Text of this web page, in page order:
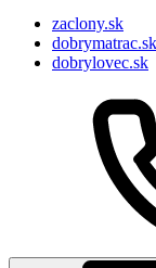
zaclony.sk
dobrymatrac.sk
dobrylovec.sk